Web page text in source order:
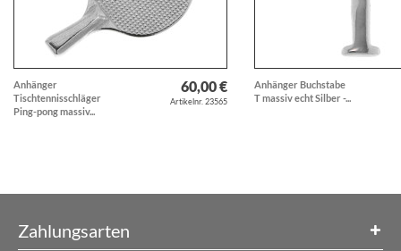
Anhänger
Tischtennisschläger
Ping-pong massiv...
60,00 €
Artikelnr. 23565
Anhänger Buchstabe
T massiv echt Silber -...
Zahlungsarten